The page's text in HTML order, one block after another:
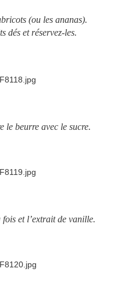
(ou les ananas).
dés et réservez-les.
le beurre avec le sucre.
et l’extrait de vanille.